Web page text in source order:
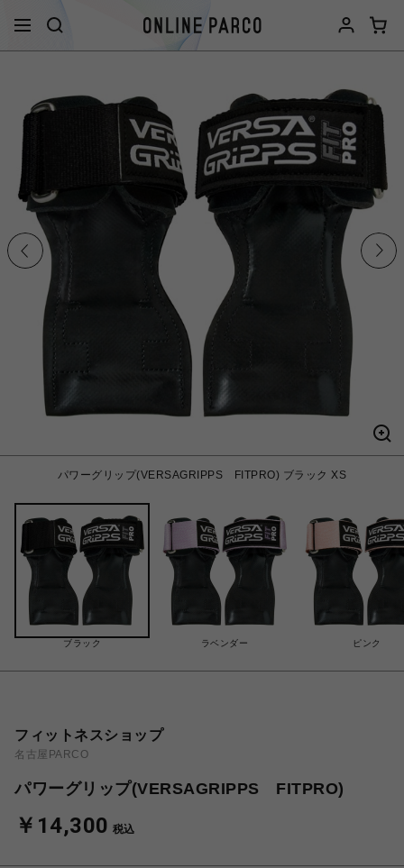
パワーグリップ(VERSAGRIPPS FITPRO) ブラック XS
ブラック ラベンダー ピンク
フィットネスショップ
名古屋PARCO
パワーグリップ(VERSAGRIPPS FITPRO)
￥14,300 税込